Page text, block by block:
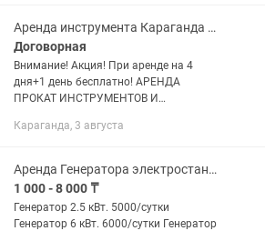
Аренда инструмента Караганда прокат Леса на колесах Вышка лестница
Договорная
Внимание! Акция! При аренде на 4
дня+1 день бесплатно! АРЕНДА
ПРОКАТ ИНСТРУМЕНТОВ И
Алмазное бурение станок
аппарат Бензопила...
Караганда, 3 августа
Аренда Генератора электростанция ДГУ прокат мотобур землебур Караганда
1 000 - 8 000 ₸
Генератор 2.5 кВт. 5000/сутки
Генератор 6 кВт. 6000/сутки Генератор